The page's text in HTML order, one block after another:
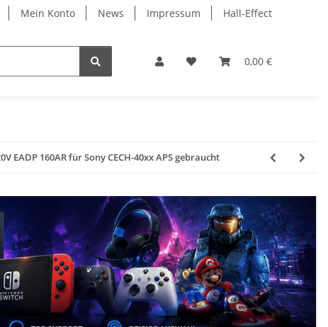
Mein Konto News Impressum Hall-Effect
0,00 €
EADP 160AR für Sony CECH-40xx APS gebraucht